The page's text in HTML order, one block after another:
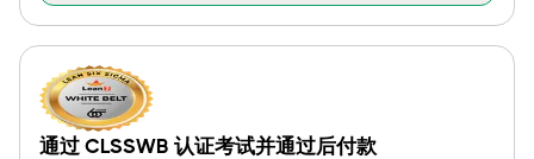
通过 CLSSWB 认证考试并通过后付款